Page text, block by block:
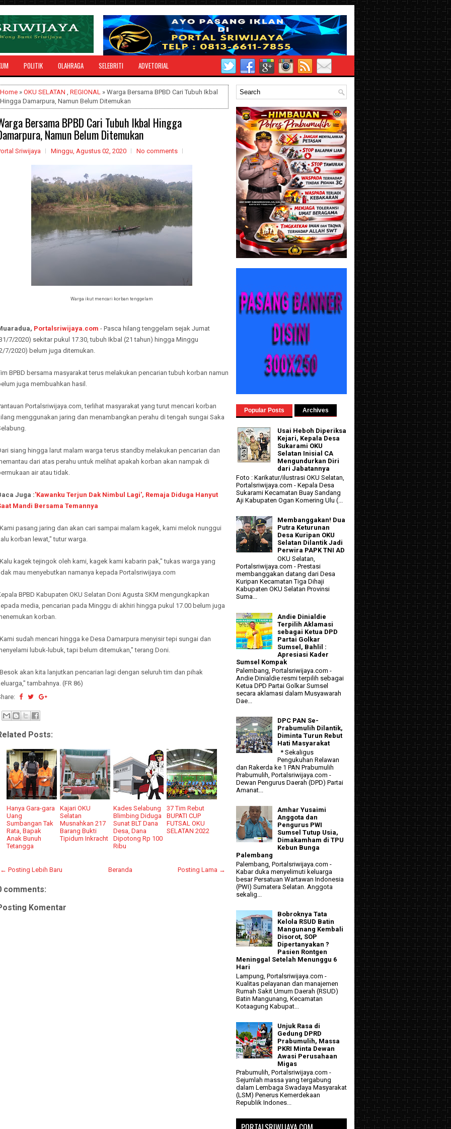
POLITIK OLAHRAGA SELEBRITI ADVETORIAL
Home » OKU SELATAN , REGIONAL » Warga Bersama BPBD Cari Tubuh Ikbal
Hingga Damarpura, Namun Belum Ditemukan
Bersama BPBD Cari Tubuh Ikbal Hingga
Namun Belum Ditemukan
Sriwijaya Minggu, Agustus 02, 2020 No comments
Warga ikut mencari korban tenggelam
Portalsriwijaya.com - Pasca hilang tenggelam sejak Jumat
7/2020) sekitar pukul 17.30, tubuh Ikbal (21 tahun) hingga Minggu
7/2020) belum juga ditemukan.
BPBD bersama masyarakat terus melakukan pencarian tubuh korban namun
juga membuahkan hasil.
Portalsriwijaya.com, terlihat masyarakat yang turut mencari korban
menggunakan jaring dan menambangkan perahu di tengah sungai Saka
siang hingga larut malam warga terus standby melakukan pencarian dan
dari atas perahu untuk melihat apakah korban akan nampak di
air atau tidak.
Juga :'Kawanku Terjun Dak Nimbul Lagi', Remaja Diduga Hanyut
Mandi Bersama Temannya
pasang jaring dan akan cari sampai malam kagek, kami melok nunggui
korban lewat," tutur warga.
kagek tejingok oleh kami, kagek kami kabarin pak," tukas warga yang
mau menyebutkan namanya kepada Portalsriwijaya.com
BPBD Kabupaten OKU Selatan Doni Agusta SKM mengungkapkan
media, pencarian pada Minggu di akhiri hingga pukul 17.00 belum juga
korban.
sudah mencari hingga ke Desa Damarpura menyisir tepi sungai dan
lubuk-lubuk, tapi belum ditemukan," terang Doni.
akan kita lanjutkan pencarian lagi dengan seluruh tim dan pihak
tambahnya. (FR 86)
Posts:
Hanya Gara-gara
Uang
Sumbangan Tak
Rata, Bapak
Anak Bunuh
Tetangga
Kajari OKU
Selatan
Musnahkan 217
Barang Bukti
Tipidum Inkracht
Kades Selabung
Blimbing Diduga
Sunat BLT Dana
Desa, Dana
Dipotong Rp 100
Ribu
37 Tim Rebut
BUPATI CUP
FUTSAL OKU
SELATAN 2022
← Posting Lebih Baru Posting Lama →
Beranda
comments:
Komentar
Popular Posts Archives
Usai Heboh Diperiksa
Kejari, Kepala Desa
Sukarami OKU
Selatan Inisial CA
Mengundurkan Diri
dari Jabatannya
Foto : Karikatur/ilustrasi OKU Selatan,
Portalsriwijaya.com - Kepala Desa
Sukarami Kecamatan Buay Sandang
Aji Kabupaten Ogan Komering Ulu (...
Membanggakan! Dua
Putra Keturunan
Desa Kuripan OKU
Selatan Dilantik Jadi
Perwira PAPK TNI AD
OKU Selatan,
Portalsriwijaya.com - Prestasi
membanggakan datang dari Desa
Kuripan Kecamatan Tiga Dihaji
Kabupaten OKU Selatan Provinsi
Suma...
Andie Dinialdie
Terpilih Aklamasi
sebagai Ketua DPD
Partai Golkar
Sumsel, Bahlil :
Apresiasi Kader
Sumsel Kompak
Palembang, Portalsriwijaya.com -
Andie Dinialdie resmi terpilih sebagai
Ketua DPD Partai Golkar Sumsel
secara aklamasi dalam Musyawarah
Dae...
DPC PAN Se-
Prabumulih Dilantik,
Diminta Turun Rebut
Hati Masyarakat
* Sekaligus
Pengukuhan Relawan
dan Rakerda ke 1 PAN Prabumulih
Prabumulih, Portalsriwijaya.com -
Dewan Pengurus Daerah (DPD) Partai
Amanat...
Amhar Yusaimi
Anggota dan
Pengurus PWI
Sumsel Tutup Usia,
Dimakamham di TPU
Kebun Bunga
Palembang
Palembang, Portalsriwijaya.com -
Kabar duka menyelimuti keluarga
besar Persatuan Wartawan Indonesia
(PWI) Sumatera Selatan. Anggota
sekalig...
Bobroknya Tata
Kelola RSUD Batin
Mangunang Kembali
Disorot, SOP
Dipertanyakan ?
Pasien Rontgen
Meninggal Setelah Menunggu 6
Hari
Lampung, Portalsriwijaya.com -
Kualitas pelayanan dan manajemen
Rumah Sakit Umum Daerah (RSUD)
Batin Mangunang, Kecamatan
Kotaagung Kabupat...
Unjuk Rasa di
Gedung DPRD
Prabumulih, Massa
PKRI Minta Dewan
Awasi Perusahaan
Migas
Prabumulih, Portalsriwijaya.com -
Sejumlah massa yang tergabung
dalam Lembaga Swadaya Masyarakat
(LSM) Penerus Kemerdekaan
Republik Indones...